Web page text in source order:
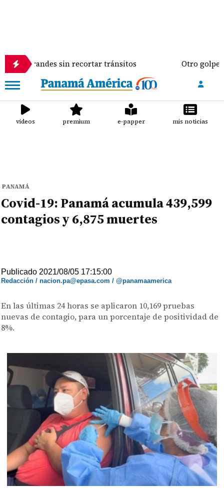
sin recortar tránsitos Otro golpe al bolsillo
videos premium e-papper mis noticias
PANAMÁ
Covid-19: Panamá acumula 439,599
contagios y 6,875 muertes
Publicado 2021/08/05 17:15:00
Redacción / nacion.pa@epasa.com / @panamaamerica
En las últimas 24 horas se aplicaron 10,169 pruebas
nuevas de contagio, para un porcentaje de positividad de
8%.